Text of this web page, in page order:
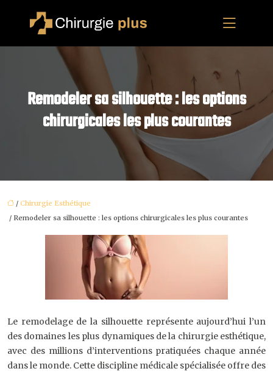
Remodeler sa silhouette : les options
chirurgicales les plus courantes
/ Chirurgie Esthétique
/ Remodeler sa silhouette : les options chirurgicales les plus courantes
Le remodelage de la silhouette représente aujourd’hui l’un
des domaines les plus dynamiques de la chirurgie esthétique,
avec des millions d’interventions pratiquées chaque année
dans le monde. Cette discipline médicale spécialisée offre des